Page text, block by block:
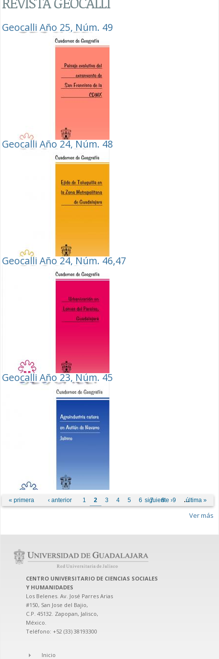
Geocalli Año 25, Núm. 49
Geocalli Año 24, Núm. 48
Geocalli Año 24, Núm. 46,47
Geocalli Año 23, Núm. 45
Páginas
« primera ‹ anterior 1 2 3 4 5 6 7 8 9 …
siguiente › última »
Ver más
CENTRO UNIVERSITARIO DE CIENCIAS SOCIALES
Y HUMANIDADES
Los Belenes. Av. José Parres Arias
#150, San Jose del Bajio,
C.P. 45132. Zapopan, Jalisco,
México.
Teléfono: +52 (33) 38193300
Inicio